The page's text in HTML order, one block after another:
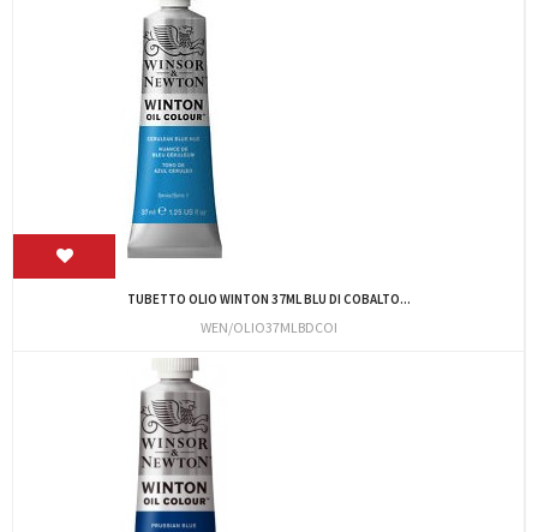
TUBETTO OLIO WINTON 37ML BLU DI COBALTO...
WEN/OLIO37MLBDCOI